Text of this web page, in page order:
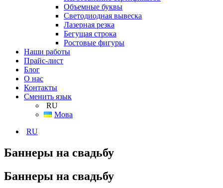
Объемные буквы
Светодиодная вывеска
Лазерная резка
Бегущая строка
Ростовые фигуры
Наши работы
Прайс-лист
Блог
О нас
Контакты
Сменить язык
RU
Мова
RU
Баннеры на свадьбу
Баннеры на свадьбу